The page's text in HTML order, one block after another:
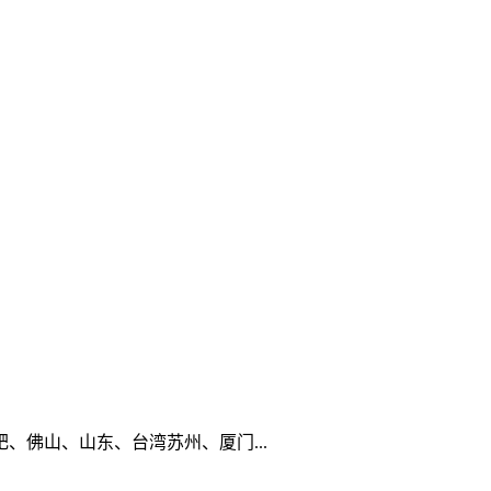
佛山、山东、台湾苏州、厦门...